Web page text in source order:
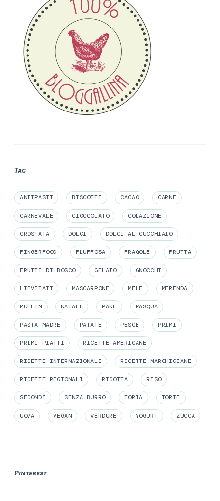
Tag
ANTIPASTI BISCOTTI CACAO CARNE
CARNEVALE CIOCCOLATO COLAZIONE
CROSTATA DOLCI DOLCI AL CUCCHIAIO
FINGERFOOD FLUFFOSA FRAGOLE FRUTTA
FRUTTI DI BOSCO GELATO GNOCCHI
LIEVITATI MASCARPONE MELE MERENDA
MUFFIN NATALE PANE PASQUA
PASTA MADRE PATATE PESCE PRIMI
PRIMI PIATTI RICETTE AMERICANE
RICETTE INTERNAZIONALI RICETTE MARCHIGIANE
RICETTE REGIONALI RICOTTA RISO
SECONDI SENZA BURRO TORTA TORTE
UOVA VEGAN VERDURE YOGURT ZUCCA
Pinterest